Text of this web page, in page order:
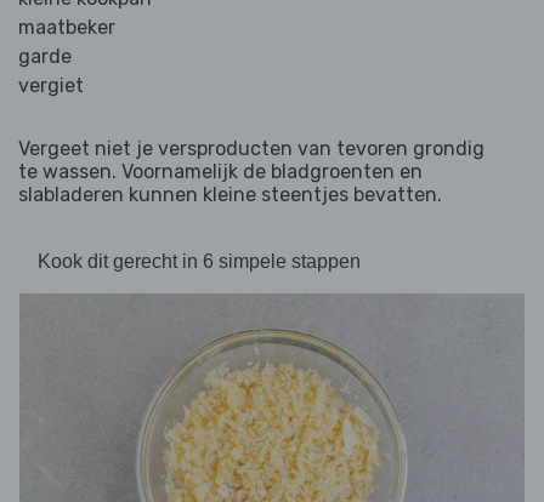
maatbeker
garde
vergiet
Vergeet niet je versproducten van tevoren grondig
te wassen. Voornamelijk de bladgroenten en
slabladeren kunnen kleine steentjes bevatten.
Kook dit gerecht in 6 simpele stappen